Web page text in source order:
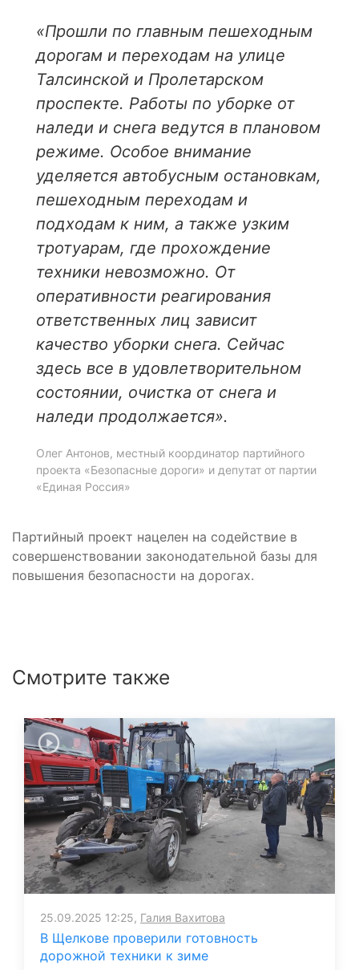
«Прошли по главным пешеходным
дорогам и переходам на улице
Талсинской и Пролетарском
проспекте. Работы по уборке от
наледи и снега ведутся в плановом
режиме. Особое внимание
уделяется автобусным остановкам,
пешеходным переходам и
подходам к ним, а также узким
тротуарам, где прохождение
техники невозможно. От
оперативности реагирования
ответственных лиц зависит
качество уборки снега. Сейчас
здесь все в удовлетворительном
состоянии, очистка от снега и
наледи продолжается».
Олег Антонов, местный координатор партийного
проекта «Безопасные дороги» и депутат от партии
«Единая Россия»
Партийный проект нацелен на содействие в
совершенствовании законодательной базы для
повышения безопасности на дорогах.
Смотрите также
25.09.2025 12:25, Галия Вахитова
В Щелкове проверили готовность
дорожной техники к зиме